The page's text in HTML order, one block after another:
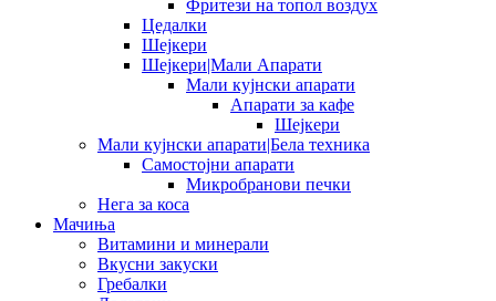
Фритези на топол воздух
Цедалки
Шејкери
Шејкери|Мали Апарати
Мали кујнски апарати
Апарати за кафе
Шејкери
Мали кујнски апарати|Бела техника
Самостојни апарати
Микробранови печки
Нега за коса
Мачиња
Витамини и минерали
Вкусни закуски
Гребалки